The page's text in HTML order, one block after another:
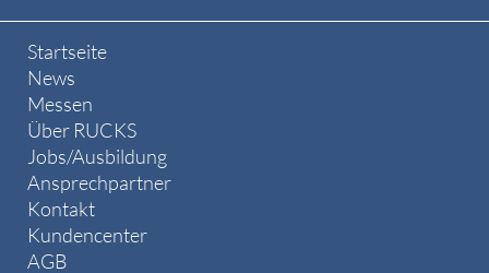
Startseite
News
Messen
Über RUCKS
Jobs/Ausbildung
Ansprechpartner
Kontakt
Kundencenter
AGB